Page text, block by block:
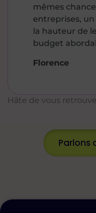
mêmes
entreprises,
la hauteur de
budget
Florence
Hâte de vous
Parlons